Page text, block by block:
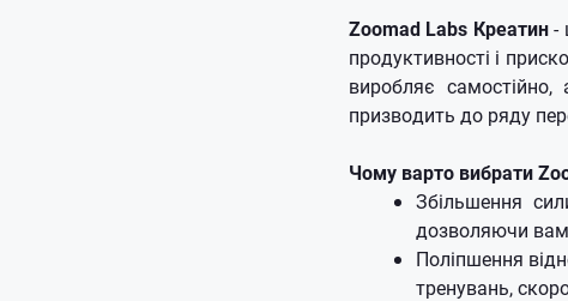
Zoomad Labs Креатин-
продуктивності і
виробляє
призводить до ряду
Чому варто вибрати
Збільшення
дозволяючи вам
Поліпшення
тренувань,